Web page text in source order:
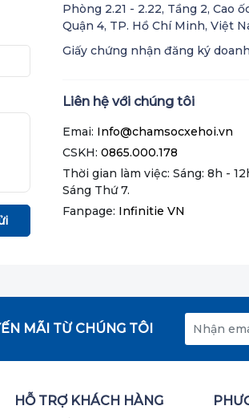
Phòng 2.21 - 2.22, Tầng 2, Cao
Quận 4, TP. Hồ Chí Minh, Việt
Giấy chứng nhận đăng ký
Liên hệ với chúng tôi
Emai: Info@chamsocxehoi.vn
CSKH: 0865.000.178
Thời gian làm việc: Sáng: 8h -
Sáng Thứ 7.
Fanpage: Infinitie VN
MÃI TỪ CHÚNG TÔI
HỖ TRỢ KHÁCH HÀNG